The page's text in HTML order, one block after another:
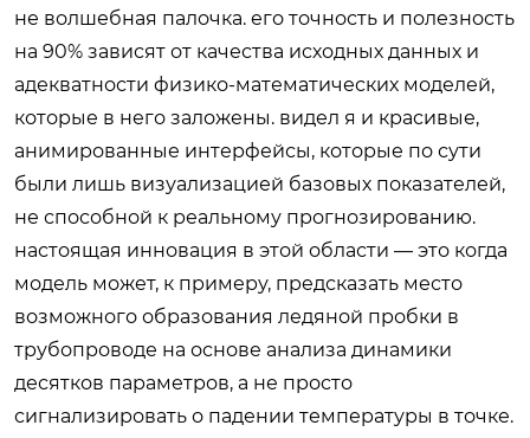
не волшебная палочка. его точность и полезность
на 90% зависят от качества исходных данных и
адекватности физико-математических моделей,
которые в него заложены. видел я и красивые,
анимированные интерфейсы, которые по сути
были лишь визуализацией базовых показателей,
не способной к реальному прогнозированию.
настоящая инновация в этой области — это когда
модель может, к примеру, предсказать место
возможного образования ледяной пробки в
трубопроводе на основе анализа динамики
десятков параметров, а не просто
сигнализировать о падении температуры в точке.